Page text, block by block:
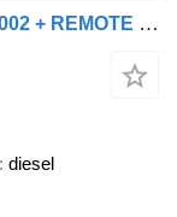
Scania P113-360 + PALFINGER PK 60002 + REMOTE CONTROL
diesel